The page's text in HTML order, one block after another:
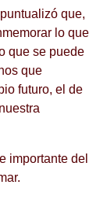
que,
lo que
que se puede
que
futuro, el de
importante del